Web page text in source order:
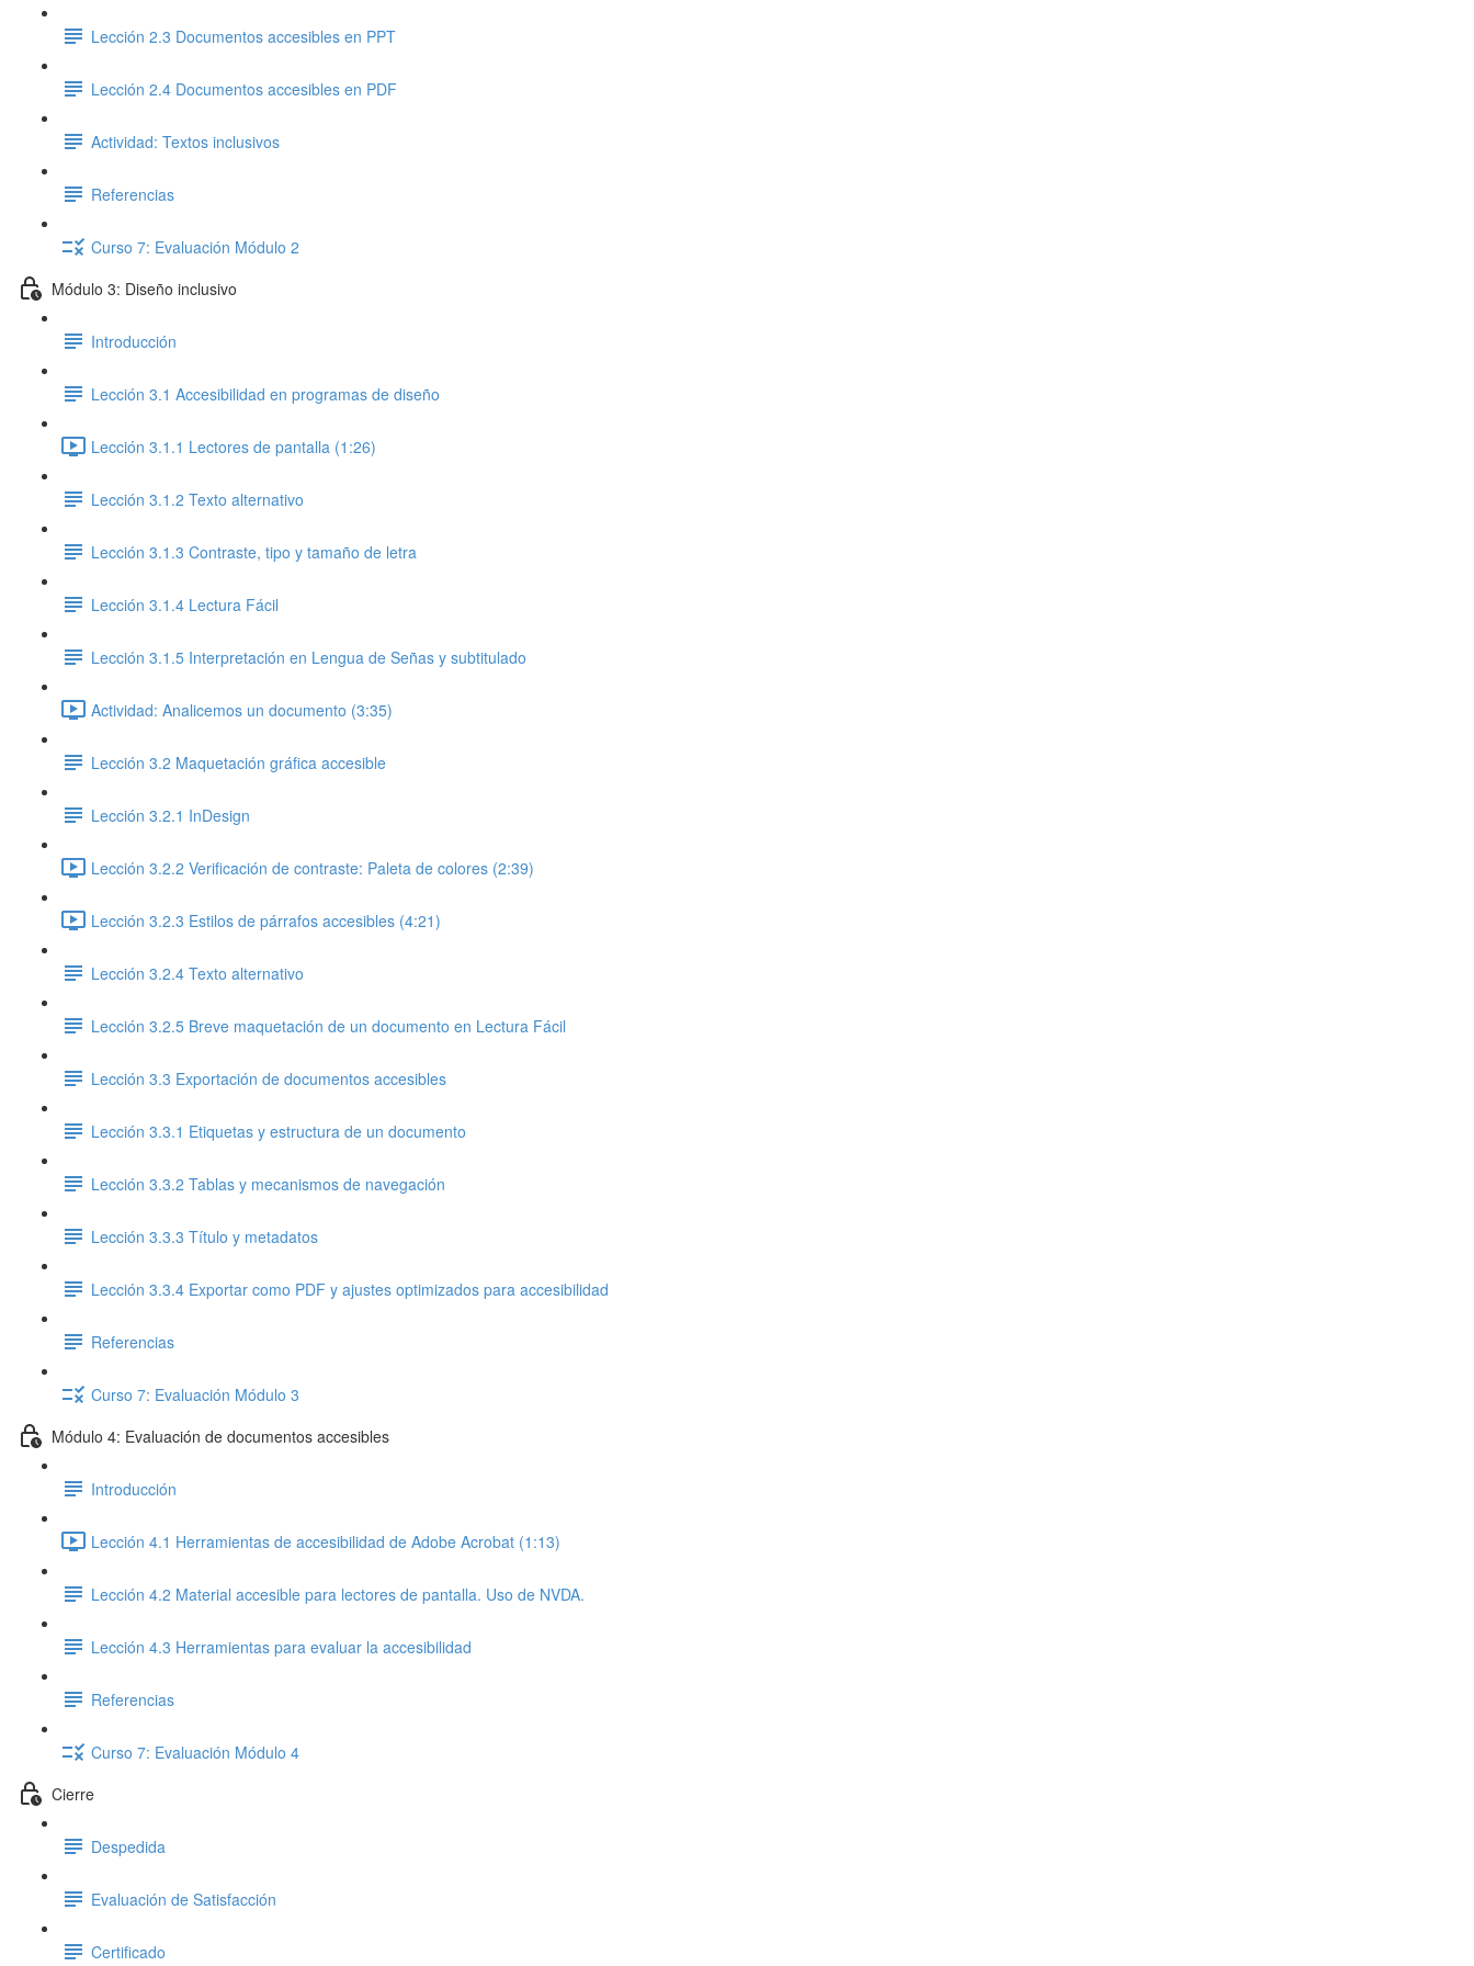
Lección 2.3 Documentos accesibles en PPT
Lección 2.4 Documentos accesibles en PDF
Actividad: Textos inclusivos
Referencias
Curso 7: Evaluación Módulo 2
Módulo 3: Diseño inclusivo
Introducción
Lección 3.1 Accesibilidad en programas de diseño
Lección 3.1.1 Lectores de pantalla (1:26)
Lección 3.1.2 Texto alternativo
Lección 3.1.3 Contraste, tipo y tamaño de letra
Lección 3.1.4 Lectura Fácil
Lección 3.1.5 Interpretación en Lengua de Señas y subtitulado
Actividad: Analicemos un documento (3:35)
Lección 3.2 Maquetación gráfica accesible
Lección 3.2.1 InDesign
Lección 3.2.2 Verificación de contraste: Paleta de colores (2:39)
Lección 3.2.3 Estilos de párrafos accesibles (4:21)
Lección 3.2.4 Texto alternativo
Lección 3.2.5 Breve maquetación de un documento en Lectura Fácil
Lección 3.3 Exportación de documentos accesibles
Lección 3.3.1 Etiquetas y estructura de un documento
Lección 3.3.2 Tablas y mecanismos de navegación
Lección 3.3.3 Título y metadatos
Lección 3.3.4 Exportar como PDF y ajustes optimizados para accesibilidad
Referencias
Curso 7: Evaluación Módulo 3
Módulo 4: Evaluación de documentos accesibles
Introducción
Lección 4.1 Herramientas de accesibilidad de Adobe Acrobat (1:13)
Lección 4.2 Material accesible para lectores de pantalla. Uso de NVDA.
Lección 4.3 Herramientas para evaluar la accesibilidad
Referencias
Curso 7: Evaluación Módulo 4
Cierre
Despedida
Evaluación de Satisfacción
Certificado